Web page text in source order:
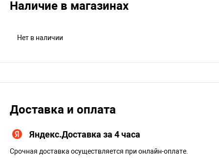
Наличие в магазинах
Нет в наличии
Доставка и оплата
Яндекс.Доставка за 4 часа
Срочная доставка осуществляется при онлайн-оплате.